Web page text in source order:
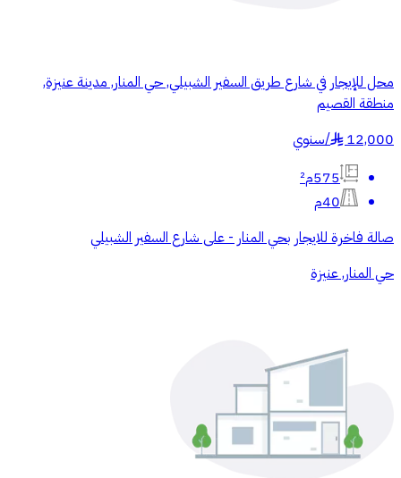
محل للإيجار في شارع طريق السفير الشبيلي, حي المنار, مدينة عنيزة,
منطقة القصيم
12,000
§
/سنوي
575م²
40م
صالة فاخرة للايجار بحي المنار - على شارع السفير الشبيلي
حي المنار, عنيزة